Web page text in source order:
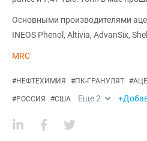
Основными производителями
INEOS Phenol, Altivia, AdvanSix,
MRC
#НЕФТЕХИМИЯ #ПК-ГРАНУЛЯТ #
#РОССИЯ #США Еще2